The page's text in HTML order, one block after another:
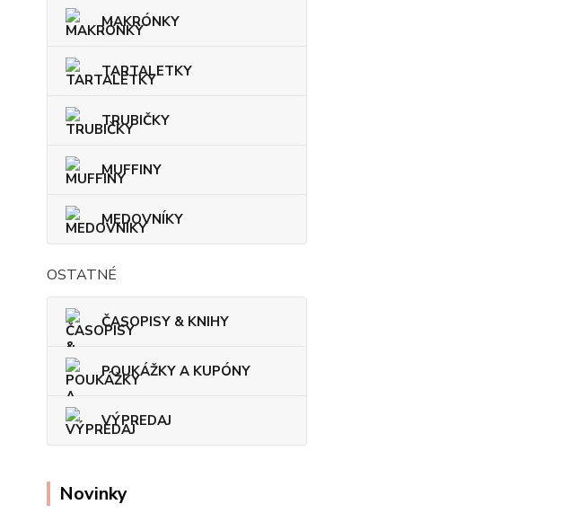
MAKRÓNKY
TARTALETKY
TRUBIČKY
MUFFINY
MEDOVNÍKY
OSTATNÉ
ČASOPISY & KNIHY
POUKÁŽKY A KUPÓNY
VÝPREDAJ
Novinky